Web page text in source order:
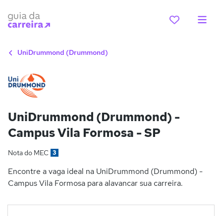
UniDrummond (Drummond)
UniDrummond (Drummond) -
Campus Vila Formosa - SP
Nota do MEC 3
Encontre a vaga ideal na UniDrummond (Drummond) -
Campus Vila Formosa para alavancar sua carreira.